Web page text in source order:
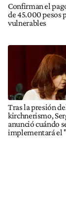
Confirman el
de 45.000 pesos
vulnerables
Tras la presión
kirchnerismo,
anunció cuándo
implementará el